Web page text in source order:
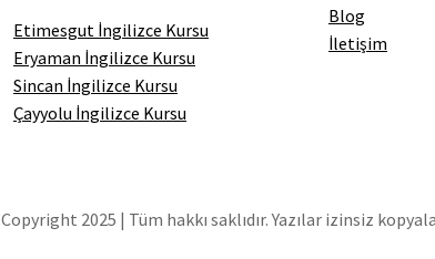
Etimesgut İngilizce Kursu
Eryaman İngilizce Kursu
Sincan İngilizce Kursu
Çayyolu İngilizce Kursu
Blog
İletişim
Copyright 2025 | Tüm hakkı saklıdır. Yazılar izinsiz